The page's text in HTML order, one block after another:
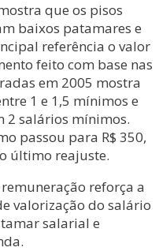
que os pisos
baixos patamares e
referência o valor
feito com base nas
em 2005 mostra
1 e 1,5 mínimos e
2 salários mínimos.
passou para R$ 350,
último reajuste.
reforça a
valorização do salário
salarial e